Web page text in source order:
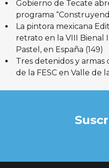
Gobierno de Tecate
programa
La pintora mexicana
retrato en la VIII Bienal
Pastel, en España (149)
Tres detenidos y armas
de la FESC en Valle de